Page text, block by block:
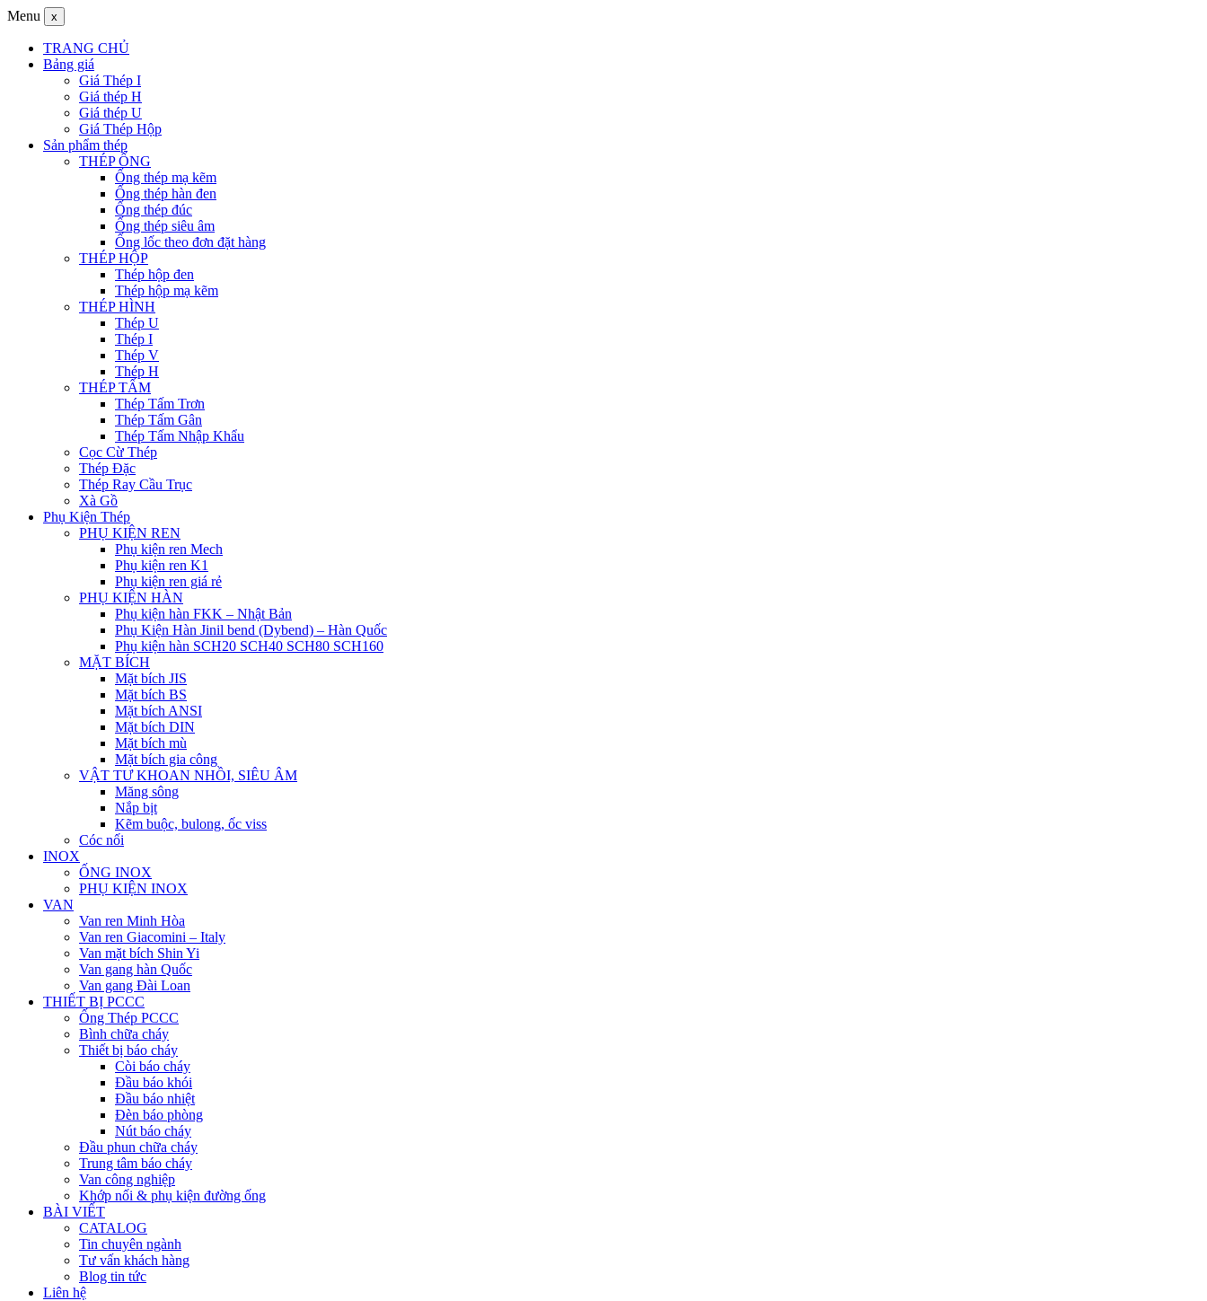
Menu x
TRANG CHỦ
Bảng giá
Giá Thép I
Giá thép H
Giá thép U
Giá Thép Hộp
Sản phẩm thép
THÉP ỐNG
Ống thép mạ kẽm
Ống thép hàn đen
Ống thép đúc
Ống thép siêu âm
Ống lốc theo đơn đặt hàng
THÉP HỘP
Thép hộp đen
Thép hộp mạ kẽm
THÉP HÌNH
Thép U
Thép I
Thép V
Thép H
THÉP TẤM
Thép Tấm Trơn
Thép Tấm Gân
Thép Tấm Nhập Khẩu
Cọc Cừ Thép
Thép Đặc
Thép Ray Cầu Trục
Xà Gồ
Phụ Kiện Thép
PHỤ KIỆN REN
Phụ kiện ren Mech
Phụ kiện ren K1
Phụ kiện ren giá rẻ
PHỤ KIỆN HÀN
Phụ kiện hàn FKK – Nhật Bản
Phụ Kiện Hàn Jinil bend (Dybend) – Hàn Quốc
Phụ kiện hàn SCH20 SCH40 SCH80 SCH160
MẶT BÍCH
Mặt bích JIS
Mặt bích BS
Mặt bích ANSI
Mặt bích DIN
Mặt bích mù
Mặt bích gia công
VẬT TƯ KHOAN NHỒI, SIÊU ÂM
Măng sông
Nắp bịt
Kẽm buộc, bulong, ốc viss
Cóc nối
INOX
ỐNG INOX
PHỤ KIỆN INOX
VAN
Van ren Minh Hòa
Van ren Giacomini – Italy
Van mặt bích Shin Yi
Van gang hàn Quốc
Van gang Đài Loan
THIẾT BỊ PCCC
Ống Thép PCCC
Bình chữa cháy
Thiết bị báo cháy
Còi báo cháy
Đầu báo khói
Đầu báo nhiệt
Đèn báo phòng
Nút báo cháy
Đầu phun chữa cháy
Trung tâm báo cháy
Van công nghiệp
Khớp nối & phụ kiện đường ống
BÀI VIẾT
CATALOG
Tin chuyên ngành
Tư vấn khách hàng
Blog tin tức
Liên hệ